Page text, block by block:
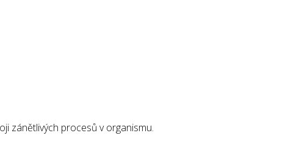
zánětlivých procesů v organismu.